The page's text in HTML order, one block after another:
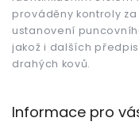
prováděny kontroly
ustanovení
jakož i dalších
drahých kovů.
Informace pro